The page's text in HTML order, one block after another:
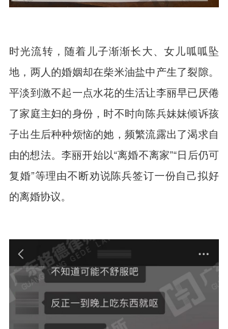
时光流转，随着儿子渐渐长大、女儿呱呱坠
地，两人的婚姻却在柴米油盐中产生了裂隙。
平淡到激不起一点水花的生活让李丽早已厌倦
了家庭主妇的身份，时不时向陈兵妹妹倾诉孩
子出生后种种烦恼的她，频繁流露出了渴求自
由的想法。李丽开始以“离婚不离家”“日后仍可
复婚”等理由不断劝说陈兵签订一份自己拟好
的离婚协议。